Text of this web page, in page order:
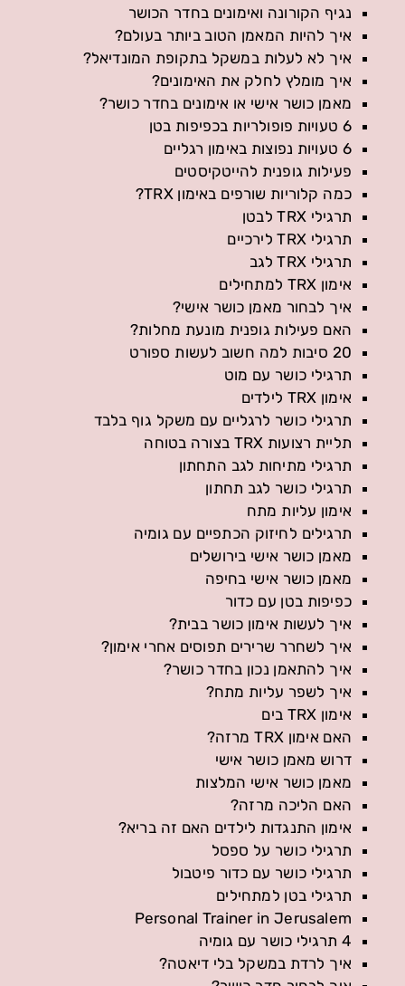
נגיף הקורונה ואימונים בחדר הכושר
איך להיות המאמן הטוב ביותר בעולם?
איך לא לעלות במשקל בתקופת המונדיאל?
איך מומלץ לחלק את האימונים?
מאמן כושר אישי או אימונים בחדר כושר?
6 טעויות פופולריות בכפיפות בטן
6 טעויות נפוצות באימון רגליים
פעילות גופנית להייטקיסטים
כמה קלוריות שורפים באימון TRX?
תרגילי TRX לבטן
תרגילי TRX לירכיים
תרגילי TRX לגב
אימון TRX למתחילים
איך לבחור מאמן כושר אישי?
האם פעילות גופנית מונעת מחלות?
20 סיבות למה חשוב לעשות ספורט
תרגילי כושר עם מוט
אימון TRX לילדים
תרגילי כושר לרגליים עם משקל גוף בלבד
תליית רצועות TRX בצורה בטוחה
תרגילי מתיחות לגב התחתון
תרגילי כושר לגב תחתון
אימון עליות מתח
תרגילים לחיזוק הכתפיים עם גומיה
מאמן כושר אישי בירושלים
מאמן כושר אישי בחיפה
כפיפות בטן עם כדור
איך לעשות אימון כושר בבית?
איך לשחרר שרירים תפוסים אחרי אימון?
איך להתאמן נכון בחדר כושר?
איך לשפר עליות מתח?
אימון TRX בים
האם אימון TRX מרזה?
דרוש מאמן כושר אישי
מאמן כושר אישי המלצות
האם הליכה מרזה?
אימון התנגדות לילדים האם זה בריא?
תרגילי כושר על ספסל
תרגילי כושר עם כדור פיטבול
תרגילי בטן למתחילים
Personal Trainer in Jerusalem
4 תרגילי כושר עם גומיה
איך לרדת במשקל בלי דיאטה?